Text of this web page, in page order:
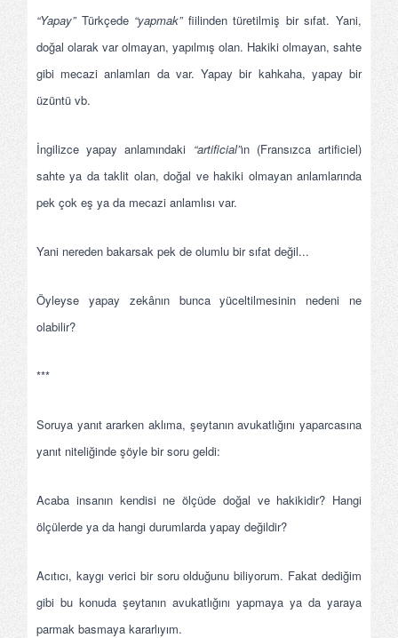
“Yapay” Türkçede“yapmak”fiilinden türetilmiş bir sıfat. Yani,
doğal olarak var olmayan, yapılmış olan. Hakiki olmayan, sahte
gibi mecazi anlamları da var. Yapay bir kahkaha, yapay bir
üzüntü vb.
İngilizce yapay anlamındaki “artificial”ın (Fransızca artificiel)
sahte ya da taklit olan, doğal ve hakiki olmayan anlamlarında
pek çok eş ya da mecazi anlamlısı var.
Yani nereden bakarsak pek de olumlu bir sıfat değil...
Öyleyse yapay zekânın bunca yüceltilmesinin nedeni ne
olabilir?
***
Soruya yanıt ararken aklıma, şeytanın avukatlığını yaparcasına
yanıt niteliğinde şöyle bir soru geldi:
Acaba insanın kendisi ne ölçüde doğal ve hakikidir? Hangi
ölçülerde ya da hangi durumlarda yapay değildir?
Acıtıcı, kaygı verici bir soru olduğunu biliyorum. Fakat dediğim
gibi bu konuda şeytanın avukatlığını yapmaya ya da yaraya
parmak basmaya kararlıyım.